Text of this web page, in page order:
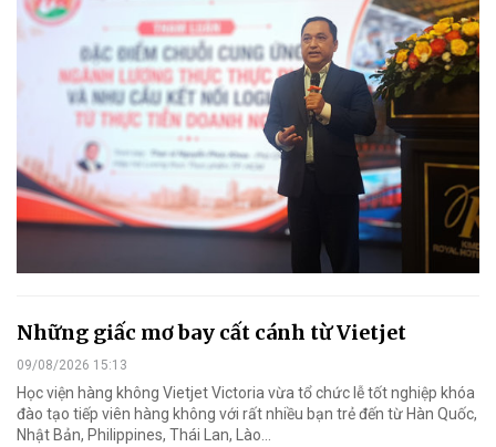
Những giấc mơ bay cất cánh từ Vietjet
09/08/2026 15:13
Học viện hàng không Vietjet Victoria vừa tổ chức lễ tốt nghiệp khóa
đào tạo tiếp viên hàng không với rất nhiều bạn trẻ đến từ Hàn Quốc,
Nhật Bản, Philippines, Thái Lan, Lào…